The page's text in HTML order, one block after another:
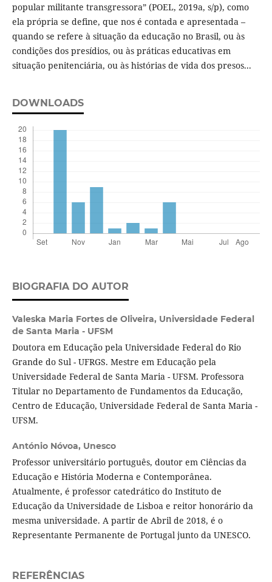
popular militante transgressora” (POEL, 2019a, s/p), como
ela própria se define, que nos é contada e apresentada –
quando se refere à situação da educação no Brasil, ou às
condições dos presídios, ou às práticas educativas em
situação penitenciária, ou às histórias de vida dos presos...
DOWNLOADS
BIOGRAFIA DO AUTOR
Valeska Maria Fortes de Oliveira, Universidade Federal
de Santa Maria - UFSM
Doutora em Educação pela Universidade Federal do Rio
Grande do Sul - UFRGS. Mestre em Educação pela
Universidade Federal de Santa Maria - UFSM. Professora
Titular no Departamento de Fundamentos da Educação,
Centro de Educação, Universidade Federal de Santa Maria -
UFSM.
António Nóvoa, Unesco
Professor universitário português, doutor em Ciências da
Educação e História Moderna e Contemporânea.
Atualmente, é professor catedrático do Instituto de
Educação da Universidade de Lisboa e reitor honorário da
mesma universidade. A partir de Abril de 2018, é o
Representante Permanente de Portugal junto da UNESCO.
REFERÊNCIAS